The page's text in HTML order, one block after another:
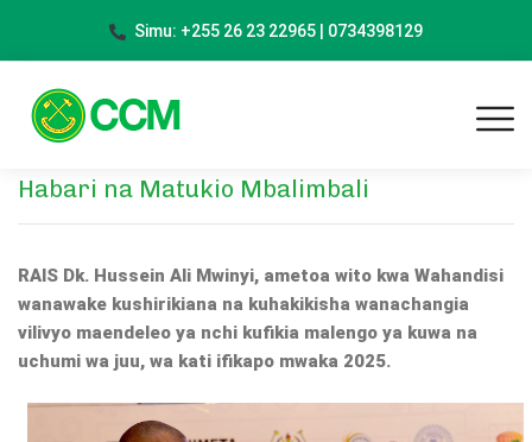
Simu: +255 26 23 22965 | 0734398129
Habari na Matukio Mbalimbali
RAIS Dk. Hussein Ali Mwinyi, ametoa wito kwa Wahandisi
wanawake kushirikiana na kuhakikisha wanachangia
vilivyo maendeleo ya nchi kufikia malengo ya kuwa na
uchumi wa juu, wa kati ifikapo mwaka 2025.